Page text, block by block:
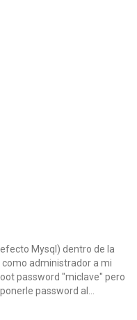
Mysql) dentro de la
administrador a mi
password "miclave" pero
password al...